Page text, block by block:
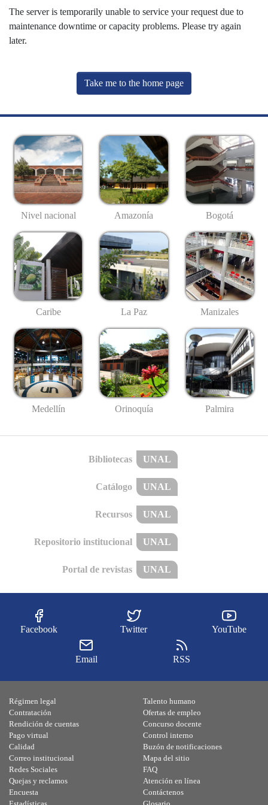
The server is temporarily unable to service your request due to
maintenance downtime or capacity problems. Please try again
later.
Take me to the home page
Nivel nacional Amazonía Bogotá
Caribe La Paz Manizales
Medellín Orinoquía Palmira
Bibliotecas UNAL
Catálogo UNAL
Recursos UNAL
Repositorio institucional UNAL
Portal de revistas UNAL
Facebook Twitter YouTube
Email RSS
Régimen legal
Contratación
Rendición de cuentas
Pago virtual
Calidad
Talento humano
Ofertas de empleo
Concurso docente
Control interno
Buzón de notificaciones
Correo institucional
Redes Sociales
Quejas y reclamos
Encuesta
Mapa del sitio
FAQ
Atención en línea
Contáctenos